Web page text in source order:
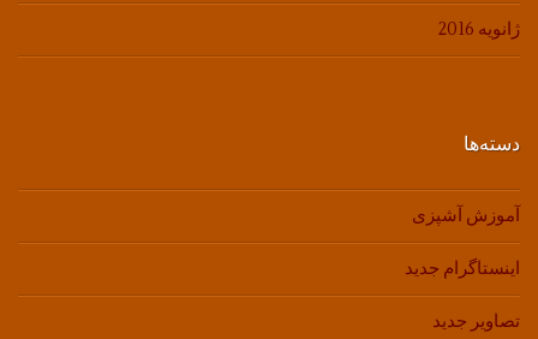
ژانویه 2016
دسته‌ها
آموزش آشپزی
اینستاگرام جدید
تصاویر جدید